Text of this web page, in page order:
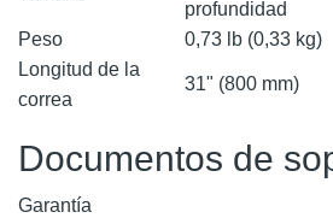
profundidad
Peso
0,73 lb (0,33 kg)
Longitud de la
correa
31" (800 mm)
Documentos de
Garantía